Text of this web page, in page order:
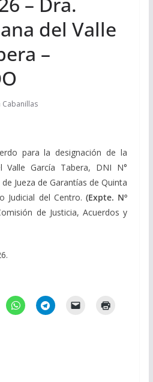
del Valle
–
Cabanillas
para la designación de la
Valle García Tabera, DNI N°
Jueza de Garantías de Quinta
Judicial del Centro.(Expte. Nº
de Justicia, Acuerdos y